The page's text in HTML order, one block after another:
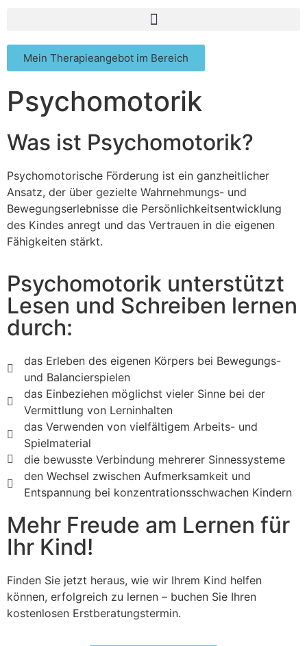
Mein Therapieangebot im Bereich
Psychomotorik
Was ist Psychomotorik?
Psychomotorische Förderung ist ein ganzheitlicher
Ansatz, der über gezielte Wahrnehmungs- und
Bewegungserlebnisse die Persönlichkeitsentwicklung
des Kindes anregt und das Vertrauen in die eigenen
Fähigkeiten stärkt.
Psychomotorik unterstützt
Lesen und Schreiben lernen
durch:
das Erleben des eigenen Körpers bei Bewegungs-
und Balancierspielen
das Einbeziehen möglichst vieler Sinne bei der
Vermittlung von Lerninhalten
das Verwenden von vielfältigem Arbeits- und
Spielmaterial
die bewusste Verbindung mehrerer Sinnessysteme
den Wechsel zwischen Aufmerksamkeit und
Entspannung bei konzentrationsschwachen Kindern
Mehr Freude am Lernen für
Ihr Kind!
Finden Sie jetzt heraus, wie wir Ihrem Kind helfen
können, erfolgreich zu lernen – buchen Sie Ihren
kostenlosen Erstberatungstermin.